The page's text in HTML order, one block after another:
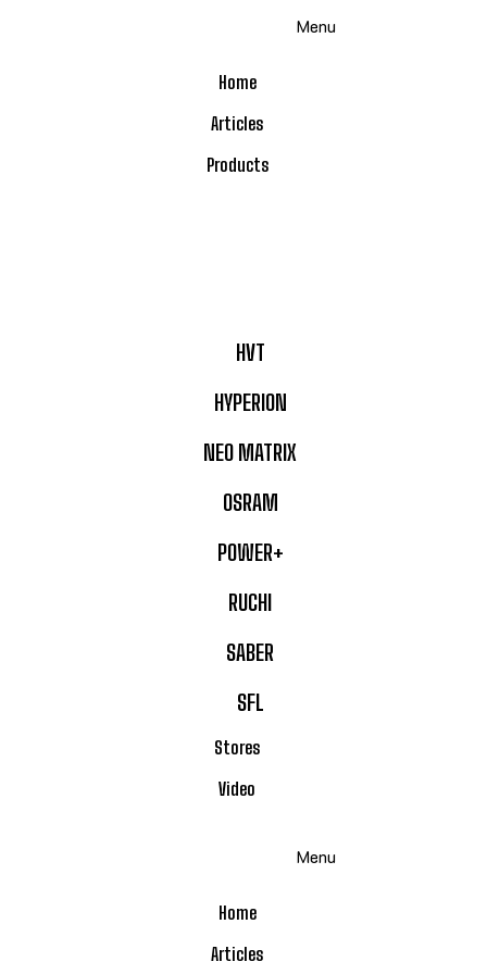
Home
Articles
Products
HVT
HYPERION
NEO MATRIX
OSRAM
POWER+
RUCHI
SABER
SFL
Stores
Video
Menu
Home
Articles
Menu